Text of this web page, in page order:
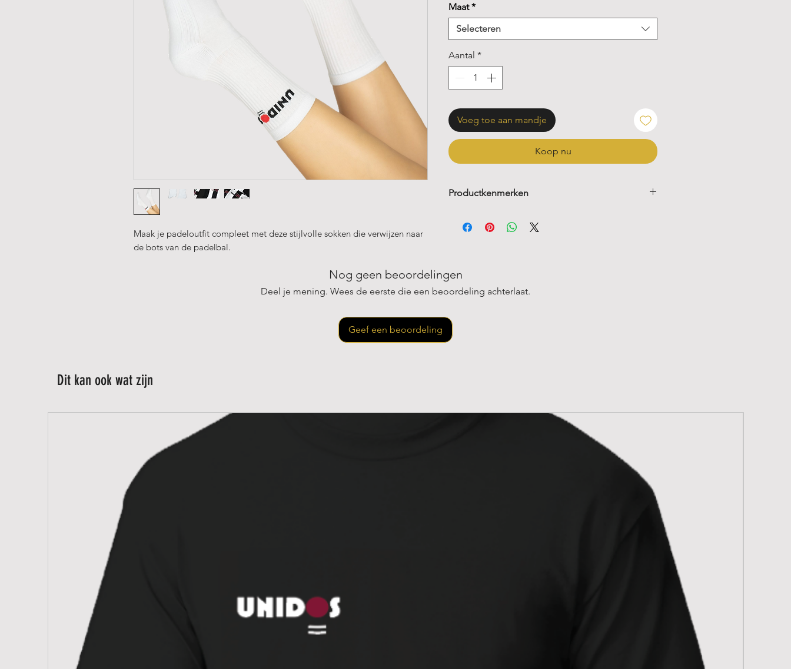
Maak je padeloutfit compleet met deze stijlvolle sokken die verwijzen naar
de bots van de padelbal.
Maat *
Selecteren
Aantal *
Voeg toe aan mandje
Koop nu
Productkenmerken
17 % polyamide
Nog geen beoordelingen
Deel je mening. Wees de eerste die een beoordeling achterlaat.
Geef een beoordeling
Dit kan ook wat zijn